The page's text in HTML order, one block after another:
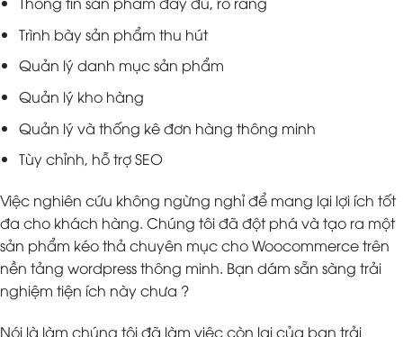
Trình bày sản phẩm thu hút
Quản lý danh mục sản phẩm
Quản lý kho hàng
Quản lý và thống kê đơn hàng thông minh
Tùy chỉnh, hỗ trợ SEO
Việc nghiên cứu không ngừng nghỉ để mang lại lợi ích tốt
đa cho khách hàng. Chúng tôi đã đột phá và tạo ra một
sản phẩm kéo thả chuyên mục cho Woocommerce trên
nền tảng wordpress thông minh. Bạn dám sẵn sàng trải
nghiệm tiện ích này chưa ?
Nói là làm chúng tôi đã làm việc còn lại của bạn trải